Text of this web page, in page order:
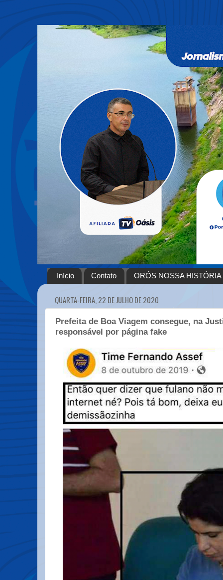
Início Contato ORÓS NOSSA HISTÓRIA
QUARTA-FEIRA, 22 DE JULHO DE 2020
Prefeita de Boa Viagem consegue, na
responsável por página fake